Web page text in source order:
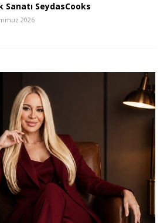
Sanatı SeydasCooks
2026